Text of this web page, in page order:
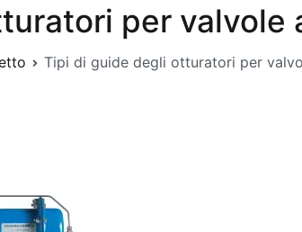
per valvole
Tipi di guide degli otturatori per